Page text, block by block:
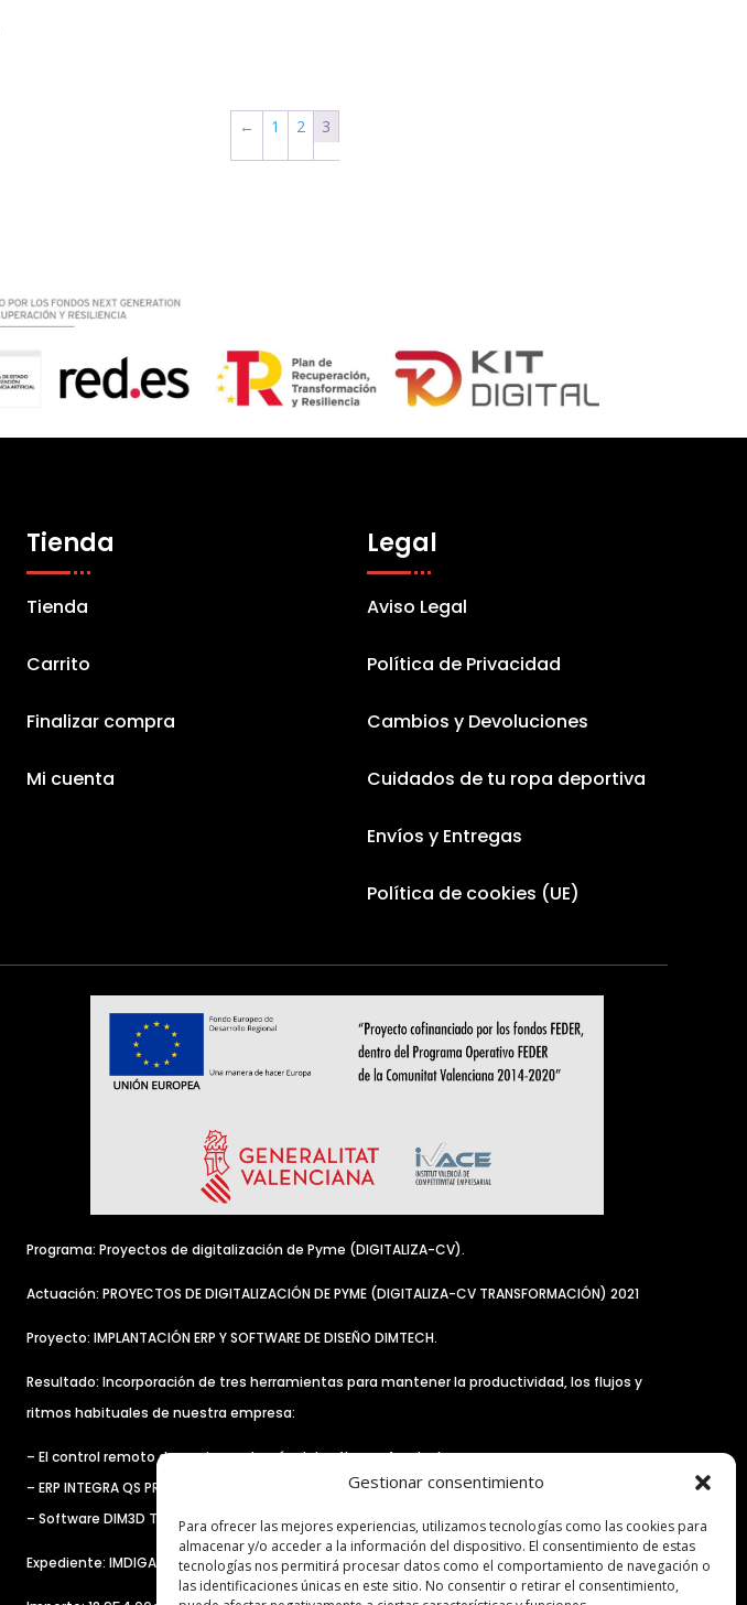
Gestionar consentimiento
Para ofrecer las mejores experiencias, utilizamos tecnologías como las cookies para
almacenar y/o acceder a la información del dispositivo. El consentimiento de estas
tecnologías nos permitirá procesar datos como el comportamiento de navegación o
las identificaciones únicas en este sitio. No consentir o retirar el consentimiento,
← 1 2 3
Tienda
Tienda
Carrito
Finalizar compra
Mi cuenta
Legal
Aviso Legal
Política de Privacidad
Cambios y Devoluciones
Cuidados de tu ropa deportiva
Envíos y Entregas
Política de cookies (UE)
Programa: Proyectos de digitalización de Pyme (DIGITALIZA-CV).
Actuación: PROYECTOS DE DIGITALIZACIÓN DE PYME (DIGITALIZA-CV TRANSFORMACIÓN) 2021
Proyecto: IMPLANTACIÓN ERP Y SOFTWARE DE DISEÑO DIMTECH.
Resultado: Incorporación de tres herramientas para mantener la productividad, los flujos y
ritmos habituales de nuestra empresa:
– El control remoto de equipos a través del software Anydesk.
– ERP INTEGRA QS PROFESSIONAL
– Software DIM3D TEAMS, para mejorar y optimizar el departamento de diseño y desarrollo.
Expediente: IMDIGA/2021/302